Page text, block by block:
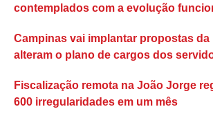
contemplados com a evolução
Campinas vai implantar propostas da
alteram o plano de cargos dos
Fiscalização remota na João Jorge
600 irregularidades em um mês